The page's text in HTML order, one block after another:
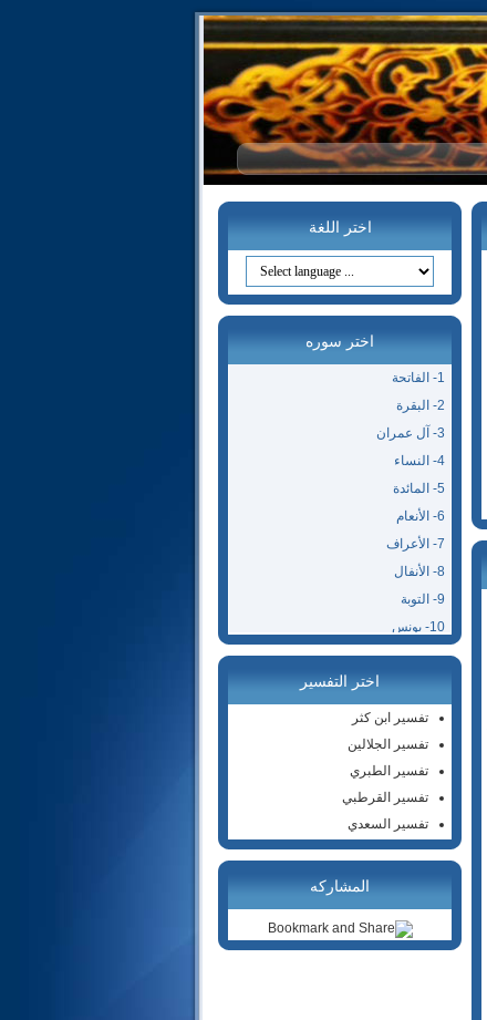
اختر اللغة
اختر سوره
1- الفاتحة
2- البقرة
3- آل عمران
4- النساء
5- المائدة
6- الأنعام
7- الأعراف
8- الأنفال
9- التوبة
10- يونس
11- هود
16- النحل
17- الإسراء
18- الكهف
اختر التفسير
تفسير ابن كثر
تفسير الجلالين
تفسير الطبري
تفسير القرطبي
تفسير السعدي
المشاركه